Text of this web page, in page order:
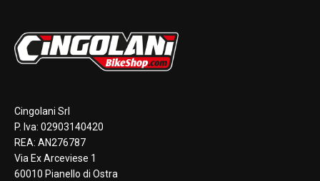
Cingolani Srl
P. Iva: 02903140420
REA: AN276787
Via Ex Arceviese 1
60010 Pianello di Ostra